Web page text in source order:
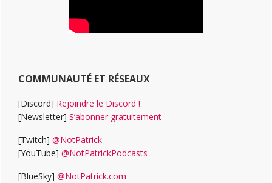
COMMUNAUTÉ ET RÉSEAUX
[Discord] Rejoindre le Discord !
[Newsletter] S’abonner gratuitement
[Twitch] @NotPatrick
[YouTube] @NotPatrickPodcasts
[BlueSky] @NotPatrick.com